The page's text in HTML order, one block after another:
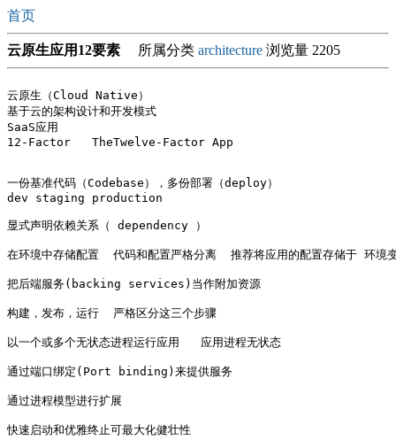
首页
云原生应用12要素 所属分类 architecture 浏览量 2205
云原生（Cloud Native）
基于云的架构设计和开发模式
SaaS应用
12-Factor   TheTwelve-Factor App
一份基准代码（Codebase），多份部署（deploy）
dev staging production
显式声明依赖关系（ dependency ）
在环境中存储配置  代码和配置严格分离  推荐将应用的配置存储于 环境
把后端服务(backing services)当作附加资源
构建，发布，运行  严格区分这三个步骤
以一个或多个无状态进程运行应用   应用进程无状态
通过端口绑定(Port binding)来提供服务
通过进程模型进行扩展
快速启动和优雅终止可最大化健壮性